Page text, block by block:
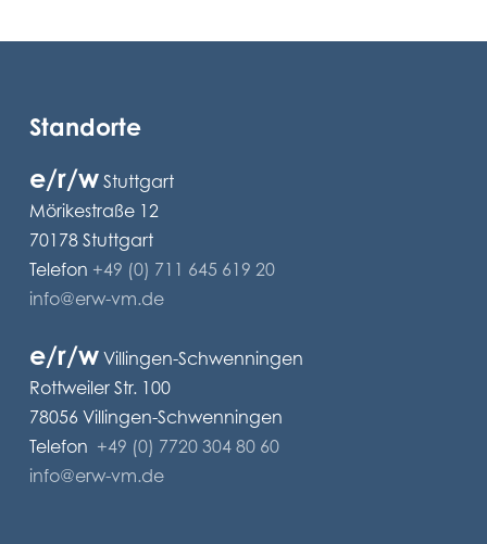
Standorte
e/r/w Stuttgart
Mörikestraße 12
70178 Stuttgart
Telefon +49 (0) 711 645 619 20
info@erw-vm.de
e/r/w Villingen-Schwenningen
Rottweiler Str. 100
78056 Villingen-Schwenningen
Telefon +49 (0) 7720 304 80 60
info@erw-vm.de